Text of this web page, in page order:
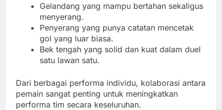
Gelandang yang mampu bertahan sekaligus
menyerang.
Penyerang yang punya catatan mencetak
gol yang luar biasa.
Bek tengah yang solid dan kuat dalam duel
satu lawan satu.
Dari berbagai performa individu, kolaborasi antara
pemain sangat penting untuk meningkatkan
performa tim secara keseluruhan.